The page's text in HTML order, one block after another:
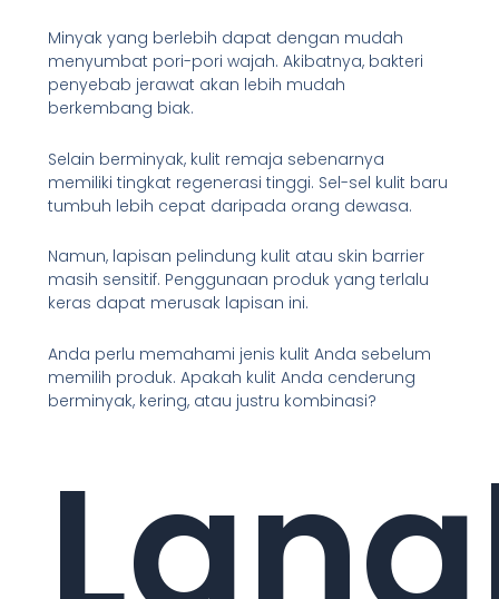
Minyak yang berlebih dapat dengan mudah
menyumbat pori-pori wajah. Akibatnya, bakteri
penyebab jerawat akan lebih mudah
berkembang biak.
Selain berminyak, kulit remaja sebenarnya
memiliki tingkat regenerasi tinggi. Sel-sel kulit baru
tumbuh lebih cepat daripada orang dewasa.
Namun, lapisan pelindung kulit atau skin barrier
masih sensitif. Penggunaan produk yang terlalu
keras dapat merusak lapisan ini.
Anda perlu memahami jenis kulit Anda sebelum
memilih produk. Apakah kulit Anda cenderung
berminyak, kering, atau justru kombinasi?